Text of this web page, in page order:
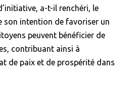
a-t-il renchéri, le
son intention de favoriser un
peuvent bénéficier de
contribuant ainsi à
de paix et de prospérité dans